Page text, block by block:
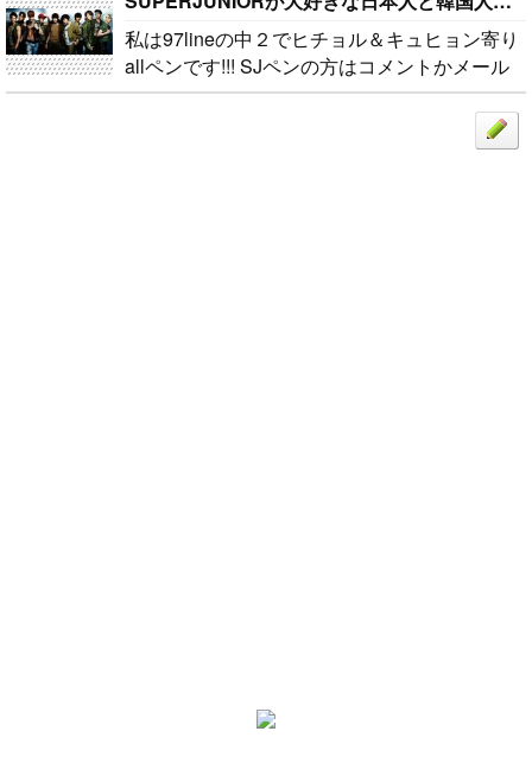
私は97lineの中２でヒチョル＆キュヒョン寄り
allペンです!!! SJペンの方はコメントかメール
ください!!! 文通できる人大歓迎です♪ 国籍と年